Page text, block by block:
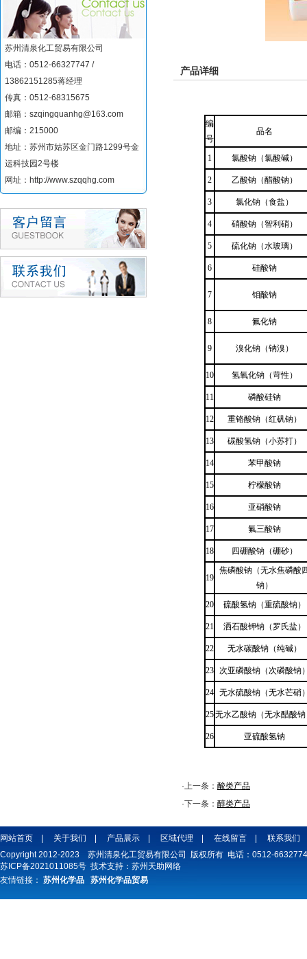
苏州清泉化工贸易有限公司
电话：0512-66327747 /
13862151285蒋经理
传真：0512-68315675
邮箱：szqingquanhg@163.com
邮编：215000
地址：苏州市姑苏区金门路1299号金
运科技园2号楼
网址：http://www.szqqhg.com
产品详细
编
号
品名
1 氯酸钠（氯酸碱）
2 乙酸钠（醋酸钠）
3 氯化钠（食盐）
4 硝酸钠（智利硝）
5 硫化钠（水玻璃）
6 硅酸钠
7 钼酸钠
8 氟化钠
9 溴化钠（钠溴）
10 氢氧化钠（苛性）
11 磷酸硅钠
12 重铬酸钠（红矾钠）
13 碳酸氢钠（小苏打）
14 苯甲酸钠
15 柠檬酸钠
16 亚硝酸钠
17 氟三酸钠
18 四硼酸钠（硼砂）
19
焦磷酸钠（无水焦磷酸
钠）
20
硫酸氢钠（重硫酸钠）
21 洒石酸钾钠（罗氏盐）
22 无水碳酸钠（纯碱）
23 次亚磷酸钠（次磷酸钠
24 无水硫酸钠（无水芒硝
25无水乙酸钠（无水醋酸
26 亚硫酸氢钠
·上一条： 酸类产品
·下一条： 醇类产品
网站首页 关于我们 产品展示 区域代理 在线留言
联系我们
Copyright 2012-2023 苏州清泉化工贸易有限公司 版权所有 电话：0512-
苏ICP备2021011085号 技术支持： 苏州天助网络
友情链接： 苏州化学品 苏州化学品贸易